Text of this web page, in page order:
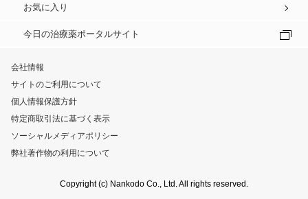
お気に入り
今日の治療薬ポータルサイト
会社情報
サイトのご利用について
個人情報保護方針
特定商取引法に基づく表示
ソーシャルメディアポリシー
弊社著作物の利用について
Copyright (c) Nankodo Co., Ltd. All rights reserved.